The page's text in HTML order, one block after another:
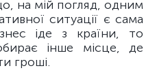
на мій погляд, одним
ситуації є сама
іде з країни, то
інше місце, де
гроші.